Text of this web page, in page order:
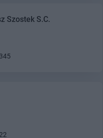
Szostek S.C.